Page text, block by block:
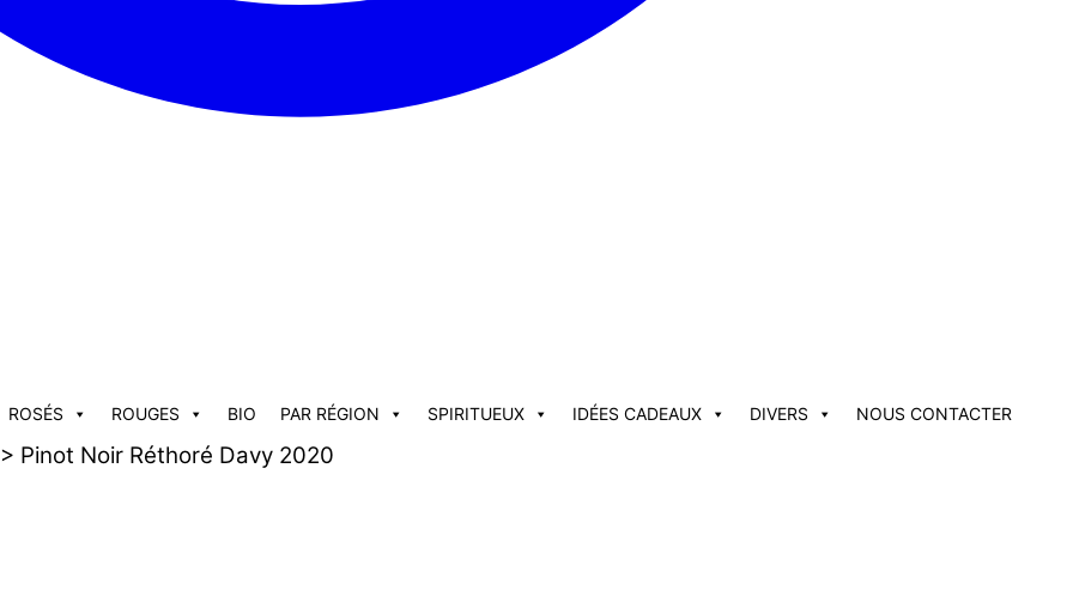
ROSÉS ROUGES BIO PAR RÉGION SPIRITUEUX IDÉES CADEAUX DIVERS NOUS CONTACTER
> Pinot Noir Réthoré Davy 2020